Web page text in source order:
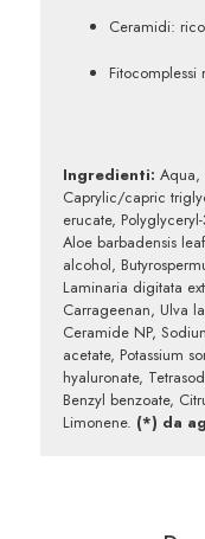
Ceramidi:
Ingredienti: Aqua,
Caprylic/capric
erucate,
Aloe barbadensis
alcohol,
Laminaria digitata
Carrageenan, Ulva
Ceramide NP,
acetate, Potassium
hyaluronate,
Benzyl benzoate,
Limonene. (*) da